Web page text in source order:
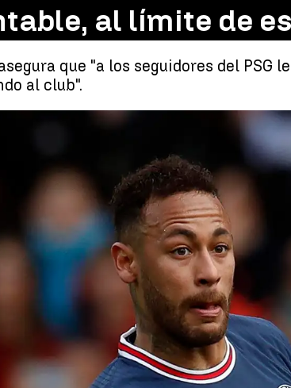
Buscar
al límite de
que "a los seguidores del PSG
al club".